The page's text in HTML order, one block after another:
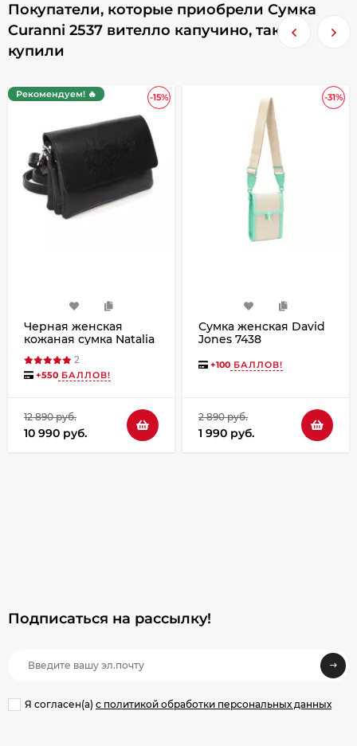
Покупатели, которые приобрели Сумка
Curanni 2537 вителло капучино, также
купили
-15%
Рекомендуем! 🔥
Черная женская
кожаная сумка Natalia
Растение
2
+550 БАЛЛОВ!
12 890 руб.
10 990 руб.
-31%
Сумка женская David
Jones 7438
+100 БАЛЛОВ!
2 890 руб.
1 990 руб.
Подписаться на рассылкy!
Я согласен(a) с политикой обработки персональных данных